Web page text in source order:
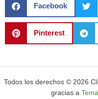
Facebook
Pinterest
Todos los derechos © 2026
gracias a